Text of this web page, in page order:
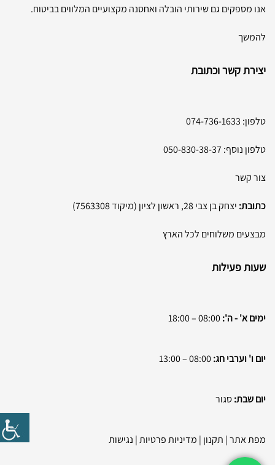
אנו מספקים גם שירותי הובלה ואחסנה מקצועיים המלווים בביטוח.
להמשך
יצירת קשר וכתובת
טלפון: 074-736-1633
טלפון נוסף:050-830-38-37
צור קשר
כתובת: יצחק בן צבי 28, ראשון לציון (מיקוד 7563308)
מבצעים משלוחים לכל הארץ
שעות פעילות
ימים א' - ה':
יום ו' וערבי חג:
יום שבת:סגור
מפת אתר| תקנון | מדיניות פרטיות| נגישות